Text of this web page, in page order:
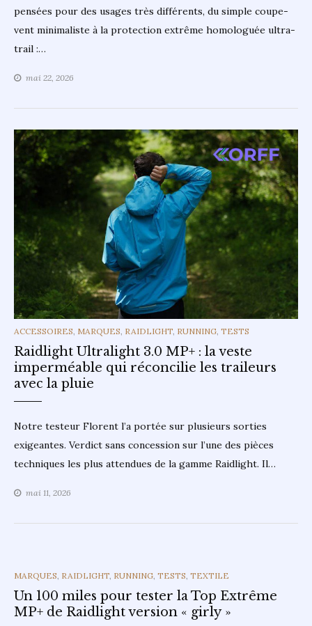
pensées pour des usages très différents, du simple coupe-
vent minimaliste à la protection extrême homologuée ultra-
trail :…
mai 22, 2026
CATEGORIES
ACCESSOIRES MARQUES RAIDLIGHT RUNNING TESTS
Raidlight Ultralight 3.0 MP+ : la veste
imperméable qui réconcilie les traileurs
avec la pluie
Notre testeur Florent l’a portée sur plusieurs sorties
exigeantes. Verdict sans concession sur l’une des pièces
techniques les plus attendues de la gamme Raidlight. Il…
mai 11, 2026
CATEGORIES
MARQUES RAIDLIGHT RUNNING TESTS TEXTILE
Un 100 miles pour tester la Top Extrême
MP+ de Raidlight version « girly »